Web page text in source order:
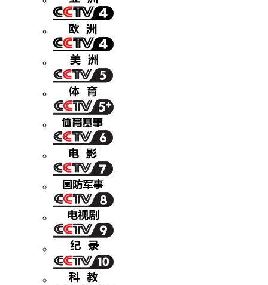
直播 竞猜
VIP会员 CCTV奥林匹克频道
教育 乡村振兴
大国智造 大国展会
CCTV.节目官网 直播